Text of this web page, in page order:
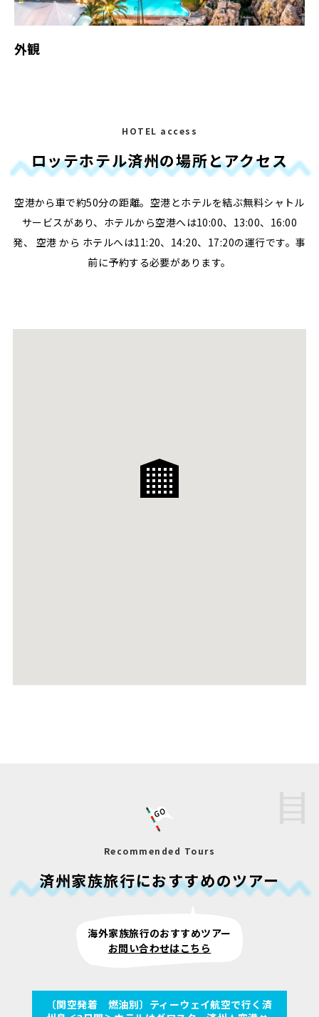
外観
HOTEL access
ロッテホテル済州の場所とアクセス
空港から車で約50分の距離。空港とホテルを結ぶ無料シャトル
サービスがあり、ホテルから空港へは10:00、13:00、16:00
発、 空港 から ホテルへは11:20、14:20、17:20の運行です。事
前に予約する必要があります。
Recommended Tours
済州家族旅行におすすめのツアー
海外家族旅行のおすすめツアー
お問い合わせはこちら
〔関空発着 燃油別〕ティーウェイ航空で行く済